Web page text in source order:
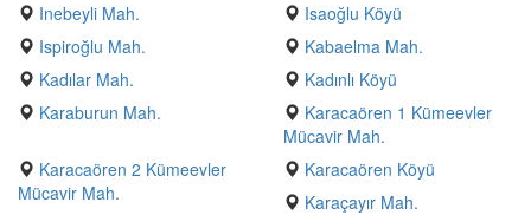
Inebeyli Mah.
Isaoğlu Köyü
Ispiroğlu Mah.
Kabaelma Mah.
Kadılar Mah.
Kadınlı Köyü
Karaburun Mah.
Karacaören 1 Kümeevler
Mücavir Mah.
Karacaören 2 Kümeevler
Mücavir Mah.
Karacaören Köyü
Karaçayır Mah.